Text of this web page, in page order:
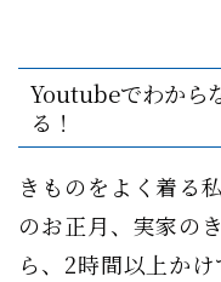
Youtubeでわから
る！
きものをよく着る
のお正月、実家の
ら、2時間以上かけ